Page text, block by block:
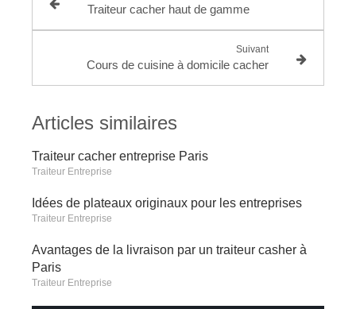
Traiteur cacher haut de gamme
Suivant
Cours de cuisine à domicile cacher
Articles similaires
Traiteur cacher entreprise Paris
Traiteur Entreprise
Idées de plateaux originaux pour les entreprises
Traiteur Entreprise
Avantages de la livraison par un traiteur casher à
Paris
Traiteur Entreprise